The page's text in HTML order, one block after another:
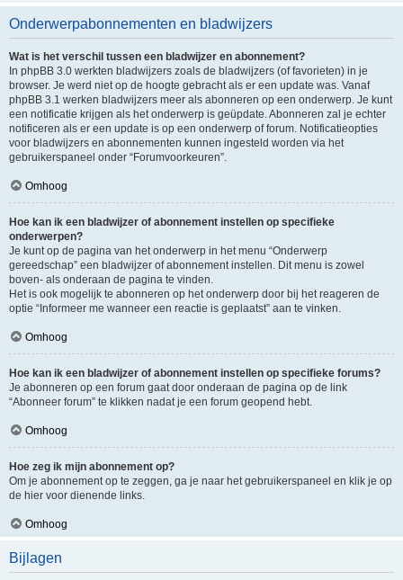
Onderwerpabonnementen en bladwijzers
Wat is het verschil tussen een bladwijzer en abonnement?
In phpBB 3.0 werkten bladwijzers zoals de bladwijzers (of favorieten) in je
browser. Je werd niet op de hoogte gebracht als er een update was. Vanaf
phpBB 3.1 werken bladwijzers meer als abonneren op een onderwerp. Je kunt
een notificatie krijgen als het onderwerp is geüpdate. Abonneren zal je echter
notificeren als er een update is op een onderwerp of forum. Notificatieopties
voor bladwijzers en abonnementen kunnen ingesteld worden via het
gebruikerspaneel onder “Forumvoorkeuren”.
Omhoog
Hoe kan ik een bladwijzer of abonnement instellen op specifieke
onderwerpen?
Je kunt op de pagina van het onderwerp in het menu “Onderwerp
gereedschap” een bladwijzer of abonnement instellen. Dit menu is zowel
boven- als onderaan de pagina te vinden.
Het is ook mogelijk te abonneren op het onderwerp door bij het reageren de
optie “Informeer me wanneer een reactie is geplaatst” aan te vinken.
Omhoog
Hoe kan ik een bladwijzer of abonnement instellen op specifieke forums?
Je abonneren op een forum gaat door onderaan de pagina op de link
“Abonneer forum” te klikken nadat je een forum geopend hebt.
Omhoog
Hoe zeg ik mijn abonnement op?
Om je abonnement op te zeggen, ga je naar het gebruikerspaneel en klik je op
de hier voor dienende links.
Omhoog
Bijlagen